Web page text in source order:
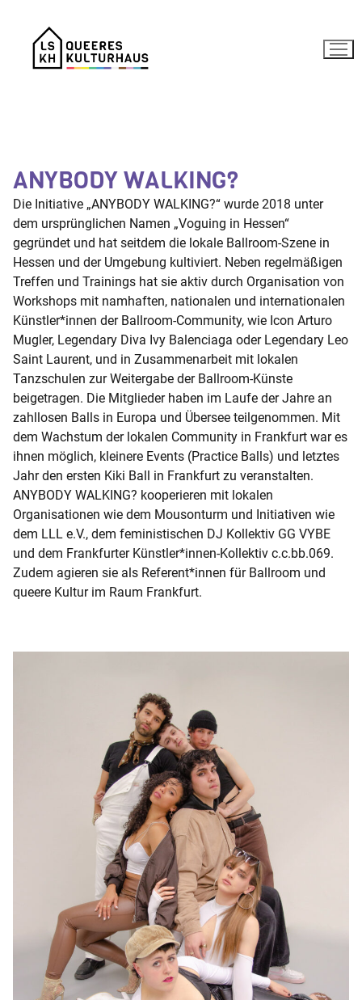
springen
ANYBODY WALKING?
Die Initiative „ANYBODY WALKING?“ wurde 2018 unter
dem ursprünglichen Namen „Voguing in Hessen“
gegründet und hat seitdem die lokale Ballroom-Szene in
Hessen und der Umgebung kultiviert. Neben regelmäßigen
Treffen und Trainings hat sie aktiv durch Organisation von
Workshops mit namhaften, nationalen und internationalen
Künstler*innen der Ballroom-Community, wie Icon Arturo
Mugler, Legendary Diva Ivy Balenciaga oder Legendary Leo
Saint Laurent, und in Zusammenarbeit mit lokalen
Tanzschulen zur Weitergabe der Ballroom-Künste
beigetragen. Die Mitglieder haben im Laufe der Jahre an
zahllosen Balls in Europa und Übersee teilgenommen. Mit
dem Wachstum der lokalen Community in Frankfurt war es
ihnen möglich, kleinere Events (Practice Balls) und letztes
Jahr den ersten Kiki Ball in Frankfurt zu veranstalten.
ANYBODY WALKING? kooperieren mit lokalen
Organisationen wie dem Mousonturm und Initiativen wie
dem LLL e.V., dem feministischen DJ Kollektiv GG VYBE
und dem Frankfurter Künstler*innen-Kollektiv c.c.bb.069.
Zudem agieren sie als Referent*innen für Ballroom und
queere Kultur im Raum Frankfurt.